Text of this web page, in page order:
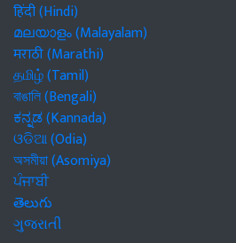
हिंदी (Hindi)
മലയാളം (Malayalam)
मराठी (Marathi)
தமிழ் (Tamil)
বাঙালি (Bengali)
ಕನ್ನಡ (Kannada)
ଓଡିଆ (Odia)
অসমীয়া (Asomiya)
ਪੰਜਾਬੀ
తెలుగు
ગુજરાતી